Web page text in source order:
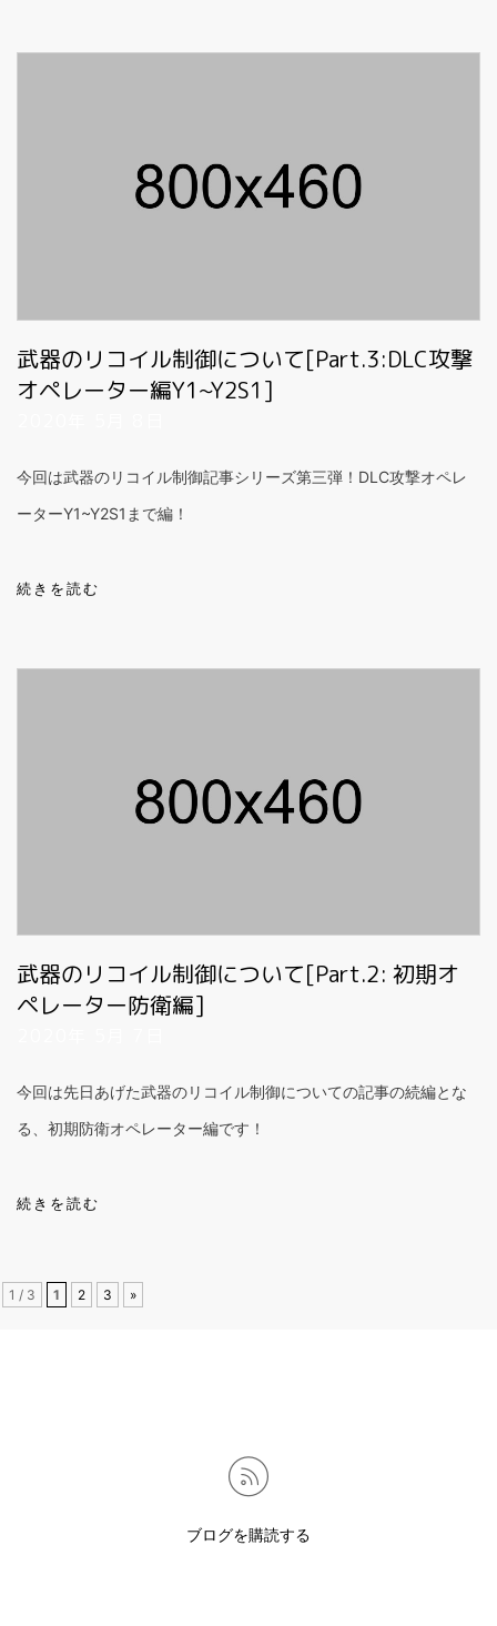
武器のリコイル制御について[Part.3:DLC攻撃
オペレーター編Y1~Y2S1]
今回は武器のリコイル制御記事シリーズ第三弾！DLC攻撃オペレ
ーターY1~Y2S1まで編！
続きを読む
武器のリコイル制御について[Part.2: 初期オ
ペレーター防衛編]
今回は先日あげた武器のリコイル制御についての記事の続編とな
る、初期防衛オペレーター編です！
続きを読む
1 / 3 1 2 3 »
ブログを購読する